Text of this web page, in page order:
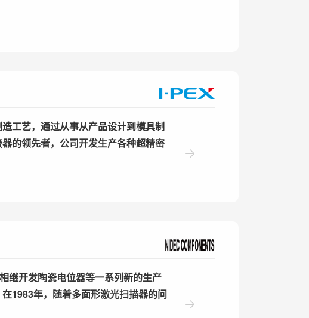
工艺，通过从事从产品设计到模具制
的领先者，公司开发生产各种超精密
继开发陶瓷电位器等一系列新的生产
1983年，随着多面形激光扫描器的问